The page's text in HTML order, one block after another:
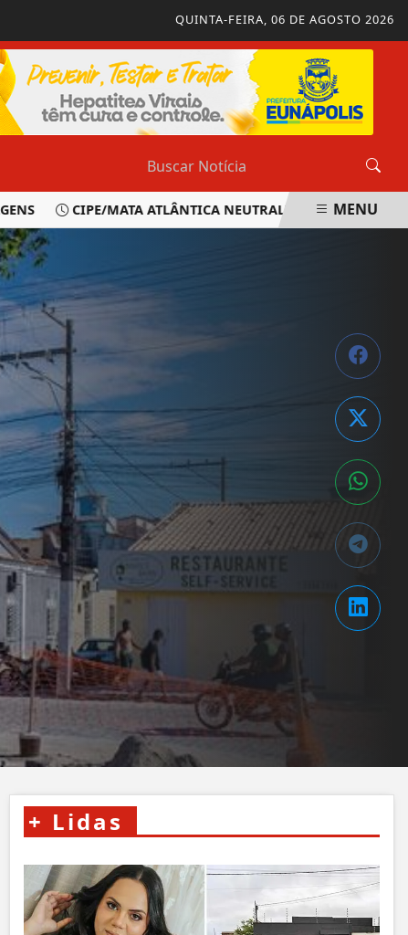
QUINTA-FEIRA, 06 DE AGOSTO 2026
CIPE/MATA ATLÂNTICA NEUTRALIZA SUSPEITO EMENU
+ Lidas